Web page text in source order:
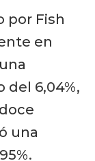
por Fish
en
del 6,04%,
una